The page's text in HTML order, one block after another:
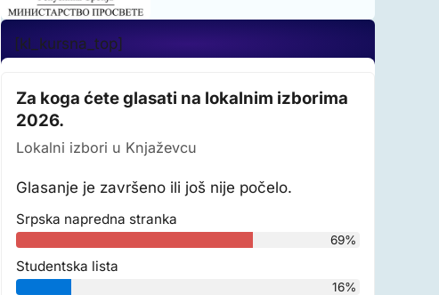
[kl_kursna_top]
Za koga ćete glasati na lokalnim izborima
2026.
Lokalni izbori u Knjaževcu
Glasanje je završeno ili još nije počelo.
Srpska napredna stranka
69%
Studentska lista
16%